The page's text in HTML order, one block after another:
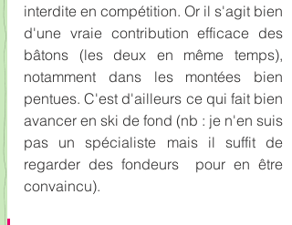
interdite en compétition. Or il s'agit bien
d'une vraie contribution efficace des
bâtons (les deux en même temps),
notamment dans les montées bien
pentues. C'est d'ailleurs ce qui fait bien
avancer en ski de fond (nb : je n'en suis
pas un spécialiste mais il suffit de
regarder des fondeurs  pour en être
convaincu).